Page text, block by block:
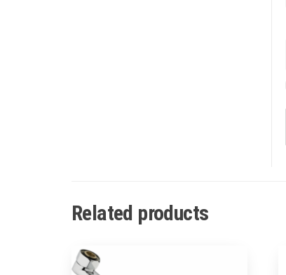
Related products